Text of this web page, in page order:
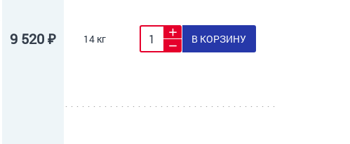
9 520 ₽ 14 кг В КОРЗИНУ